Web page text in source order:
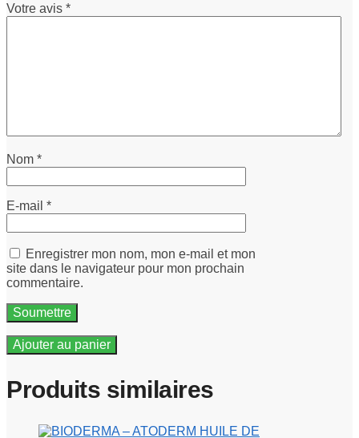
Votre avis *
Nom *
E-mail *
Enregistrer mon nom, mon e-mail et mon
site dans le navigateur pour mon prochain
commentaire.
Ajouter au panier
Produits similaires